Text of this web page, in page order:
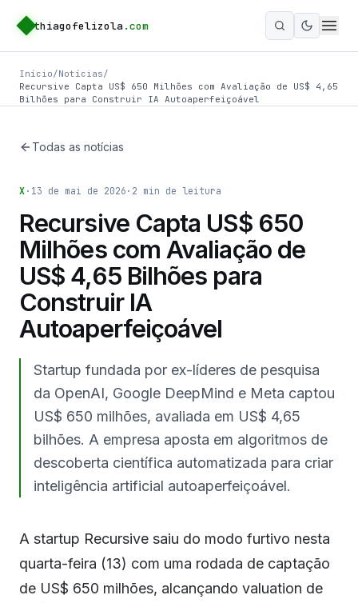
thiagofelizola .com
Ativar
Início/Notícias/
Recursive Capta US$ 650 Milhões com Avaliação de US$ 4,65
Bilhões para Construir IA Autoaperfeiçoável
Todas as notícias
X · 13 de mai de 2026 · 2 min de leitura
Recursive Capta US$ 650
Milhões com Avaliação de
US$ 4,65 Bilhões para
Construir IA
Autoaperfeiçoável
Startup fundada por ex-líderes de pesquisa
da OpenAI, Google DeepMind e Meta captou
US$ 650 milhões, avaliada em US$ 4,65
bilhões. A empresa aposta em algoritmos de
descoberta científica automatizada para criar
inteligência artificial autoaperfeiçoável.
A startup Recursive saiu do modo furtivo nesta
quarta-feira (13) com uma rodada de captação
de US$ 650 milhões, alcançando valuation de